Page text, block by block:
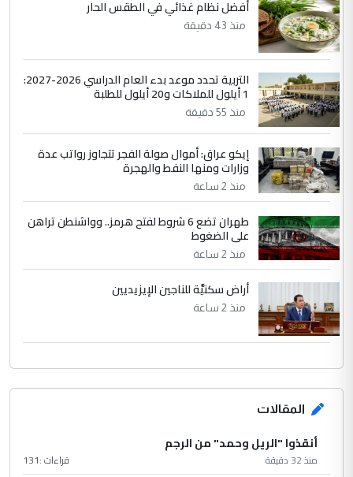
الحسنية لزرع ...
الموضوع :
مكتب السيد احمد الصافي : لا يوجود
لدينا اي حساب على الفيس بوك وتويتر
أفضل نظام غذائي في الطقس الحار
منذ 43 دقيقة
التربية تحدد موعد بدء العام الدراسي 2026-2027:
1 أيلول للملاكات و20 أيلول للطلبة
منذ 55 دقيقة
إيكو عراق: أموال صولة الفجر تتجاوز رواتب عدة
وزارات ومنها النفط والهجرة
منذ 2 ساعة
طهران تضع 6 شروط لفتح هرمز.. وواشنطن تراهن
على الضغوط
منذ 2 ساعة
أراض سكنيَّة للناجين الإيزيديين
منذ 2 ساعة
المقالات
أنقذوا "الريل وحمد" من الرجم
منذ 32 دقيقة قراءات :131